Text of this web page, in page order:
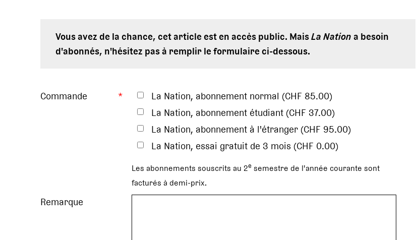
Vous avez de la chance, cet article est en accès public. MaisLa Nationa besoin
d'abonnés, n'hésitez pas à remplir le formulaire ci-dessous.
Commande *
La Nation, abonnement normal (CHF 85.00)
La Nation, abonnement étudiant (CHF 37.00)
La Nation, abonnement à l'étranger (CHF 95.00)
La Nation, essai gratuit de 3 mois (CHF 0.00)
Les abonnements souscrits au 2e semestre de l'année courante sont
facturés à demi-prix.
Remarque